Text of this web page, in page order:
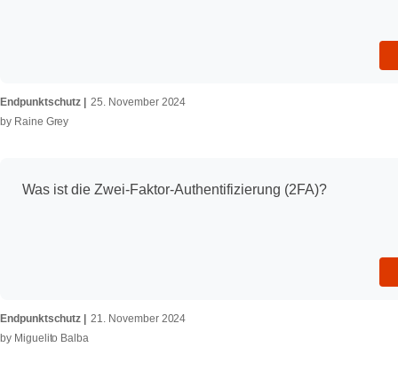
Endpunktschutz
25. November 2024
by Raine Grey
Was ist die Zwei-Faktor-Authentifizierung (2FA)?
Endpunktschutz
21. November 2024
by Miguelito Balba